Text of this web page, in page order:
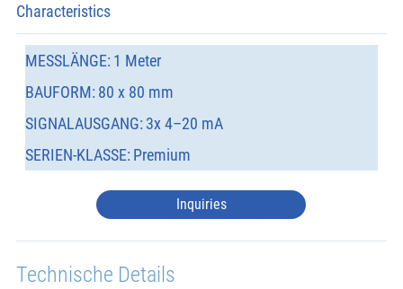
Characteristics
MESSLÄNGE: 1 Meter
BAUFORM: 80 x 80 mm
SIGNALAUSGANG: 3x 4–20 mA
SERIEN-KLASSE: Premium
Inquiries
Technische Details